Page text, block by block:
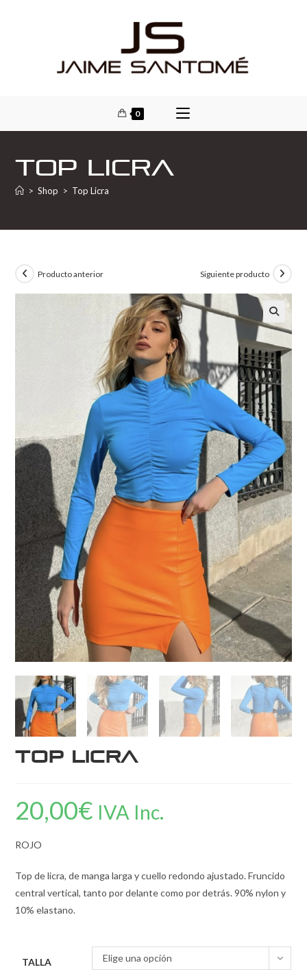
0
Top Licra
> Shop > Top Licra
Producto anterior Siguiente producto
Top Licra
20,00€ IVA Inc.
ROJO
Top de licra, de manga larga y cuello redondo ajustado. Fruncido
central vertical, tanto por delante como por detrás. 90% nylon y
10% elastano.
TALLA Elige una opción